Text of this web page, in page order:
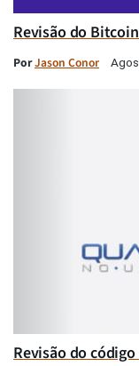
Revisão do
PorJason Conor
Revisão do